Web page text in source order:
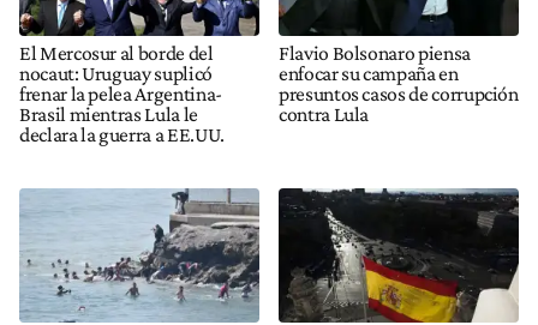
El Mercosur al borde del
nocaut: Uruguay suplicó
frenar la pelea Argentina-
Brasil mientras Lula le
declara la guerra a EE.UU.
Flavio Bolsonaro piensa
enfocar su campaña en
presuntos casos de corrupción
contra Lula